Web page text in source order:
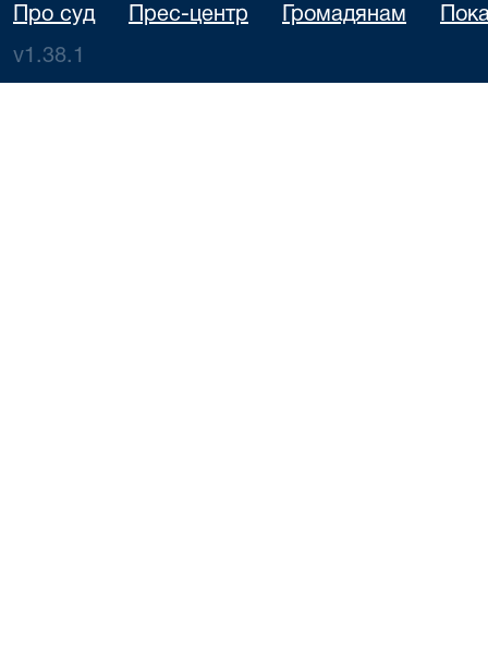
Про суд Прес-центр Громадянам
v1.38.1